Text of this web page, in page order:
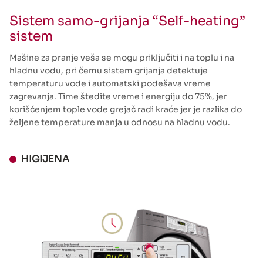
Sistem samo-grijanja “Self-heating”
sistem
Mašine za pranje veša se mogu priključiti i na toplu i na
hladnu vodu, pri čemu sistem grijanja detektuje
temperaturu vode i automatski podešava vreme
zagrevanja. Time štedite vreme i energiju do 75%, jer
korišćenjem tople vode grejač radi kraće jer je razlika do
željene temperature manja u odnosu na hladnu vodu.
HIGIJENA